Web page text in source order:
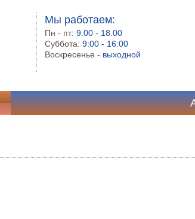
Мы работаем:
Пн - пт:9.00 - 18.00
Суббота:9:00 - 16:00
Воскресенье - выходной